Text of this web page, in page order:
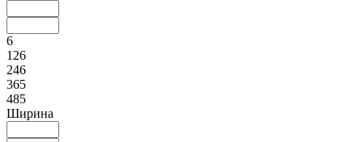
6
126
246
365
485
Ширина